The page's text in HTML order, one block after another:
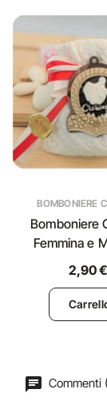
BOMBONIERE
Bomboniere
Femmina e
2,90 €
Commenti